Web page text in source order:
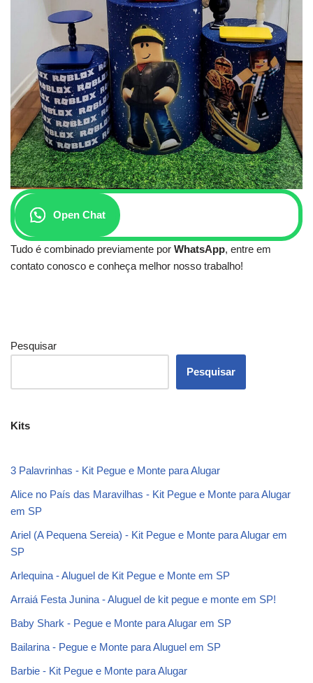
Open Chat
Tudo é combinado previamente por WhatsApp, entre em
contato conosco e conheça melhor nosso trabalho!
Pesquisar
Pesquisar
Kits
3 Palavrinhas - Kit Pegue e Monte para Alugar
Alice no País das Maravilhas - Kit Pegue e Monte para Alugar
em SP
Ariel (A Pequena Sereia) - Kit Pegue e Monte para Alugar em
SP
Arlequina - Aluguel de Kit Pegue e Monte em SP
Arraiá Festa Junina - Aluguel de kit pegue e monte em SP!
Baby Shark - Pegue e Monte para Alugar em SP
Bailarina - Pegue e Monte para Aluguel em SP
Barbie - Kit Pegue e Monte para Alugar